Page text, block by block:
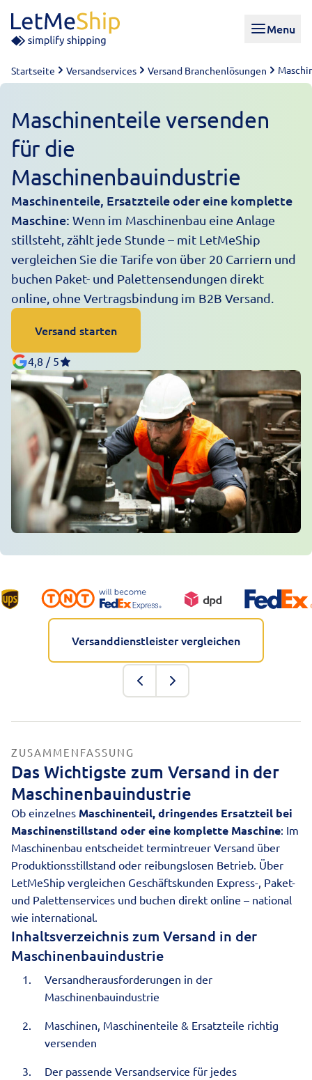
Menu
Startseite Versandservices Versand Branchenlösungen
Maschinenteile versenden
für die
Maschinenbauindustrie
Maschinenteile, Ersatzteile oder eine komplette
Maschine: Wenn im Maschinenbau eine Anlage
stillsteht, zählt jede Stunde – mit LetMeShip
vergleichen Sie die Tarife von über 20 Carriern und
buchen Paket- und Palettensendungen direkt
online, ohne Vertragsbindung im B2B Versand
Versand starten
4,8 / 5
Versanddienstleister vergleichen
ZUSAMMENFASSUNG
Das Wichtigste zum Versand in der
Maschinenbauindustrie
Ob einzelnes Maschinenteil, dringendes Ersatzteil bei
Maschinenstillstand oder eine komplette Maschine: Im
Maschinenbau entscheidet termintreuer Versand über
Produktionsstillstand oder reibungslosen Betrieb. Über
LetMeShip vergleichen Geschäftskunden Express-, Paket-
und Palettenservices und buchen direkt online – national
wie international.
Inhaltsverzeichnis zum Versand in der
Maschinenbauindustrie
Versandherausforderungen in der
Maschinenbauindustrie
Maschinen, Maschinenteile & Ersatzteile richtig
versenden
Der passende Versandservice für jedes